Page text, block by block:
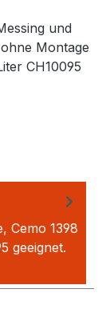
und
Montage
CH10095
Cemo 1398
geeignet.